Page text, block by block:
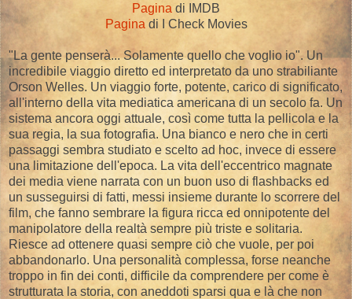
Pagina di IMDB
Pagina di I Check Movies
"La gente penserà... Solamente quello che voglio io". Un
incredibile viaggio diretto ed interpretato da uno strabiliante
Orson Welles. Un viaggio forte, potente, carico di significato,
all'interno della vita mediatica americana di un secolo fa. Un
sistema ancora oggi attuale, così come tutta la pellicola e la
sua regia, la sua fotografia. Una bianco e nero che in certi
passaggi sembra studiato e scelto ad hoc, invece di essere
una limitazione dell'epoca. La vita dell'eccentrico magnate
dei media viene narrata con un buon uso di flashbacks ed
un susseguirsi di fatti, messi insieme durante lo scorrere del
film, che fanno sembrare la figura ricca ed onnipotente del
manipolatore della realtà sempre più triste e solitaria.
Riesce ad ottenere quasi sempre ciò che vuole, per poi
abbandonarlo. Una personalità complessa, forse neanche
troppo in fin dei conti, difficile da comprendere per come è
strutturata la storia, con aneddoti sparsi qua e là che non